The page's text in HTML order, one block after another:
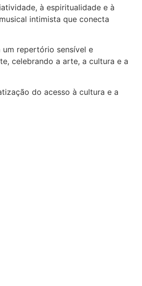
à espiritualidade e à
intimista que conecta
repertório sensível e
celebrando a arte, a cultura e a
do acesso à cultura e a